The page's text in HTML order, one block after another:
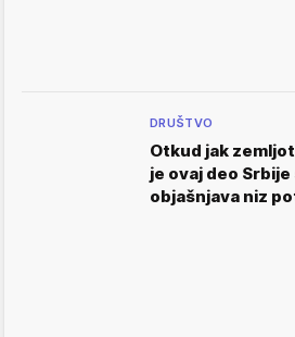
DRUŠTVO
Otkud jak
je ovaj deo
objašnjava niz